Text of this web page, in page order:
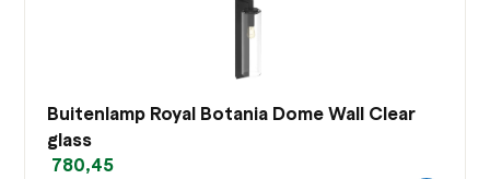
Buitenlamp Royal Botania Dome Wall Clear
glass
780,45